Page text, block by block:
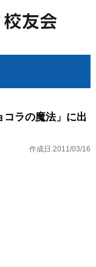
ラの魔法」に出
作成日:2011/03/16